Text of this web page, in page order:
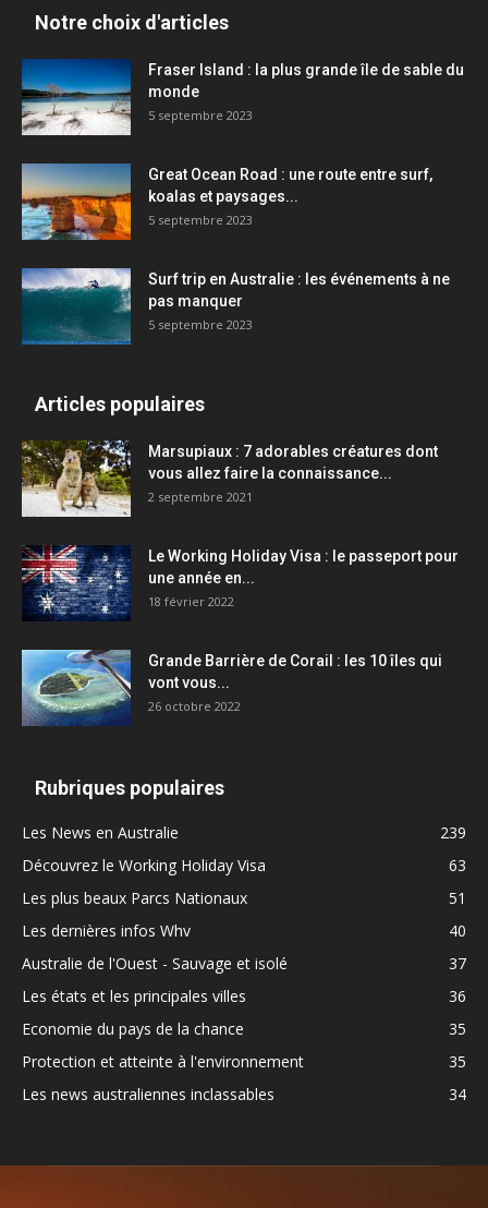
Notre choix d'articles
Fraser Island : la plus grande île de sable du
monde
5 septembre 2023
Great Ocean Road : une route entre surf,
koalas et paysages...
5 septembre 2023
Surf trip en Australie : les événements à ne
pas manquer
5 septembre 2023
Articles populaires
Marsupiaux : 7 adorables créatures dont
vous allez faire la connaissance...
2 septembre 2021
Le Working Holiday Visa : le passeport pour
une année en...
18 février 2022
Grande Barrière de Corail : les 10 îles qui
vont vous...
26 octobre 2022
Rubriques populaires
Les News en Australie
239
Découvrez le Working Holiday Visa
63
Les plus beaux Parcs Nationaux
51
Les dernières infos Whv
40
Australie de l'Ouest - Sauvage et isolé
37
Les états et les principales villes
36
Economie du pays de la chance
35
Protection et atteinte à l'environnement
35
Les news australiennes inclassables
34